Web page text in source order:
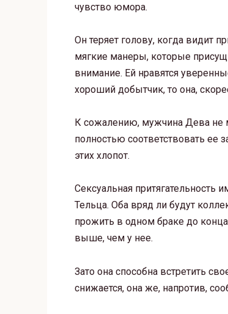
чувство юмора.
Он теряет голову, когда видит
мягкие манеры, которые
внимание. Ей нравятся
хороший добытчик, то она,
К сожалению, мужчина Дева не
полностью соответствовать ее
этих хлопот.
Сексуальная притягательность
Тельца. Оба вряд ли будут
прожить в одном браке до
выше, чем у нее.
Зато она способна встретить
снижается, она же, напротив,